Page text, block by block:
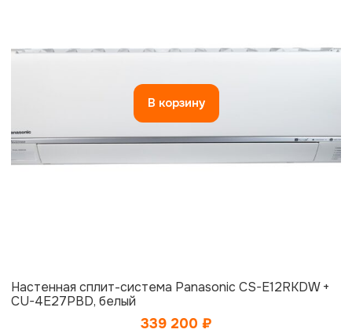
В корзину
Настенная сплит-система Panasonic CS-E12RKDW +
CU-4E27PBD, белый
339 200 ₽